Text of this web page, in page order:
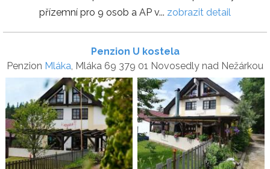
přízemní pro 9 osob a AP v... zobrazit detail
Penzion U kostela
Penzion Mláka , Mláka 69 379 01 Novosedly nad Nežárkou